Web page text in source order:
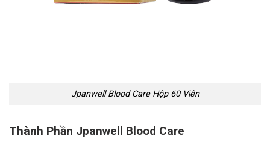
Jpanwell Blood Care Hộp 60 Viên
Thành Phần Jpanwell Blood Care